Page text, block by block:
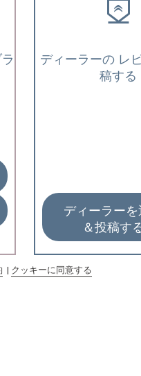
ディーラーの レ
稿する
ディーラー
＆投稿す
| クッキーに同意する